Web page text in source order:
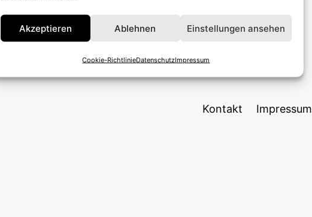
Akzeptieren Ablehnen Einstellungen ansehen
Cookie-RichtlinieDatenschutzImpressum
Kontakt Impressum